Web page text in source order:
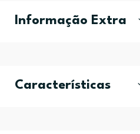
Informação Extra
Características